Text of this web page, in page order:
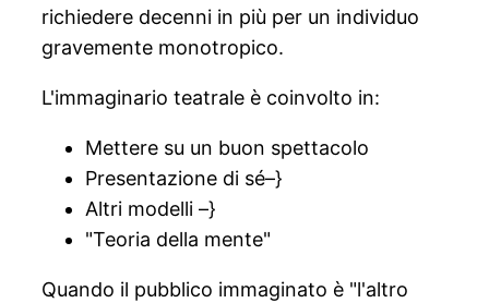
richiedere decenni in più per un individuo
gravemente monotropico.
L'immaginario teatrale è coinvolto in:
Mettere su un buon spettacolo
Presentazione di sé–}
Altri modelli –}
"Teoria della mente"
Quando il pubblico immaginato è "l'altro